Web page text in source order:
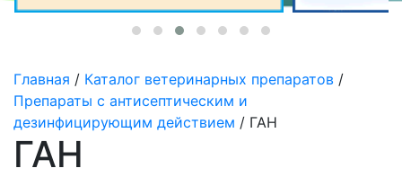
Главная / Каталог ветеринарных препаратов /
Препараты с антисептическим и
дезинфицирующим действием / ГАН
ГАН